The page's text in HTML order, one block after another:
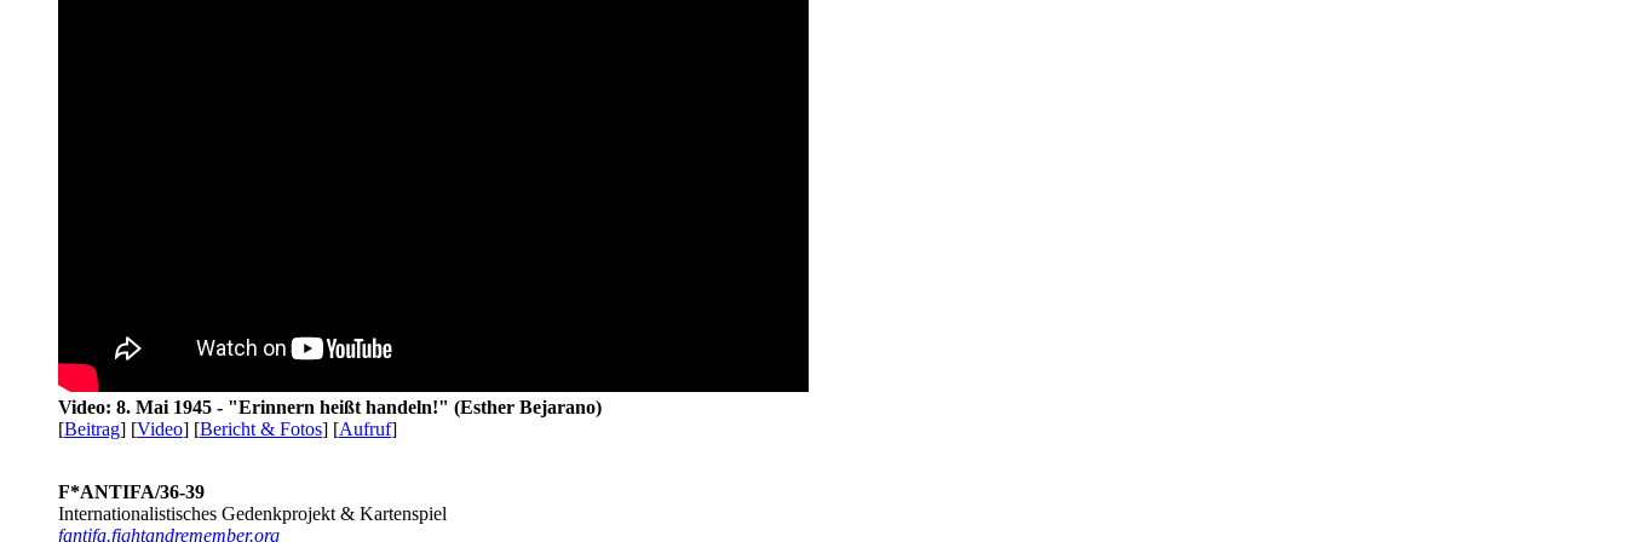
Video: 8. Mai 1945 - "Erinnern heißt handeln!" (Esther Bejarano)
[Beitrag] [Video] [Bericht & Fotos] [Aufruf]
F*ANTIFA/36-39
Internationalistisches Gedenkprojekt & Kartenspiel
fantifa.fightandremember.org